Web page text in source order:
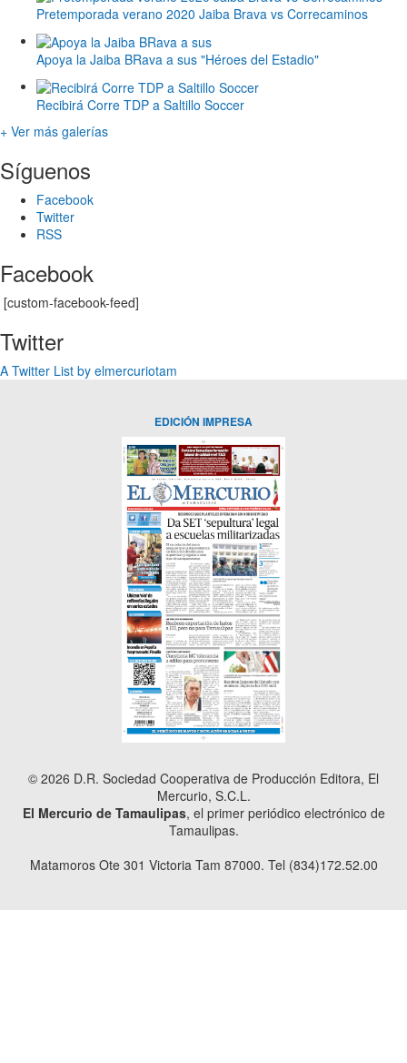
Pretemporada verano 2020 Jaiba Brava vs Correcaminos
Apoya la Jaiba BRava a sus "Héroes del Estadio"
Recibirá Corre TDP a Saltillo Soccer
+ Ver más galerías
Síguenos
Facebook
Twitter
RSS
Facebook
[custom-facebook-feed]
Twitter
A Twitter List by elmercuriotam
EDICIÓN IMPRESA
© 2026 D.R. Sociedad Cooperativa de Producción Editora, El
Mercurio, S.C.L.
El Mercurio de Tamaulipas, el primer periódico electrónico de
Tamaulipas.
Matamoros Ote 301 Victoria Tam 87000. Tel (834)172.52.00